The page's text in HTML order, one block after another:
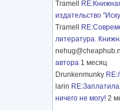
Tramell
издательство
Tramell
литература.
автора 1 месяц
Drunkenmunky
larin
ничего не могу! 2